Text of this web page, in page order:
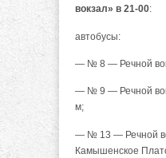
вокзал» в 21-00:
автобусы:
— № 8 — Речной
— № 9 — Речной
м;
— № 13 — Речной
Камышенское